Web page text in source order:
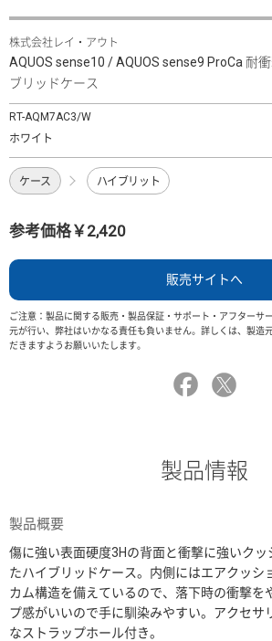
株式会社レイ・アウト
AQUOS sense10 / AQUOS sense9 ProCa 耐
ブリッドケース
RT-AQM7AC3/W
ホワイト
ケース ハイブリット
参考価格￥2,420
販売サイトへ
ご注意：製品に関する販売・製品保証・サポート・アフターサ
元が行い、弊社はいかなる責任も負いません。詳しくは、製造
だきますようお願いいたします。
製品情報
製品概要
傷に強い表面硬度3Hの背面と衝撃に強いク
たハイブリッドケース。内側にはエアクッシ
カム構造を備えているので、落下時の衝撃を
プ感がいいので手に馴染みやすい。アクセサ
なストラップホール付き。